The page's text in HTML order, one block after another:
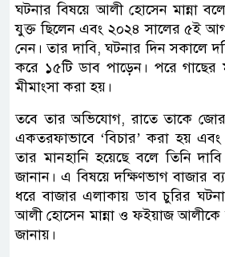
ঘটনার বিষয়ে আলী হোসেন মান্না
যুক্ত ছিলেন এবং ২০২৪ সালের ৫ই
নেন। তার দাবি, ঘটনার দিন সকালে
করে ১৫টি ডাব পাড়েন। পরে গাছের
মীমাংসা করা হয়।
তবে তার অভিযোগ, রাতে তাকে জোর
একতরফাভাবে ‘বিচার’ করা হয়
তার মানহানি হয়েছে বলে তিনি
জানান। এ বিষয়ে দক্ষিণভাগ
ধরে বাজার এলাকায় ডাব চুরির
আলী হোসেন মান্না ও ফইয়াজ
জানায়।